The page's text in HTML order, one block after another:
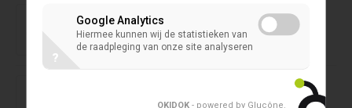
SAFE® 1-kanaals Capper/Decapper
Google Analytics
Hiermee kunnen wij de statistieken van
de raadpleging van onze site analyseren
?
OKIDOK - powered by Glucône.